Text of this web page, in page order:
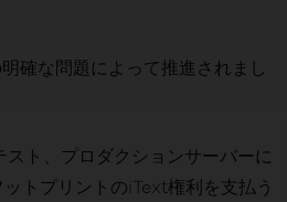
確な問題によって推進されまし
ト、プロダクションサーバーに
トプリントのiText権利を支払う